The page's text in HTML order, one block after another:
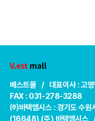
베스트몰 / 대표이사 : 고
FAX : 031-278-3288
㈜바텍엠시스 : 경기도 수
(16648) (주) 바텍엠시스